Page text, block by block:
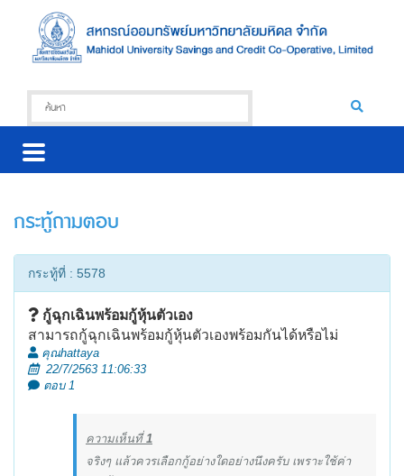
กระทู้ถามตอบ
กระทู้ที่ : 5578
กู้ฉุกเฉินพร้อมกู้หุ้นตัวเอง
สามารถกู้ฉุกเฉินพร้อมกู้หุ้นตัวเองพร้อมกันได้หรือไม่
คุณhattaya
22/7/2563 11:06:33
ตอบ 1
ความเห็นที่1
จริงๆ แล้วควรเลือกกู้อย่างใดอย่างนึงครับ เพราะใช้ค่า